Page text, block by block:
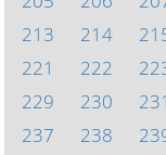
213
214
221
222
229
230 231
237
238